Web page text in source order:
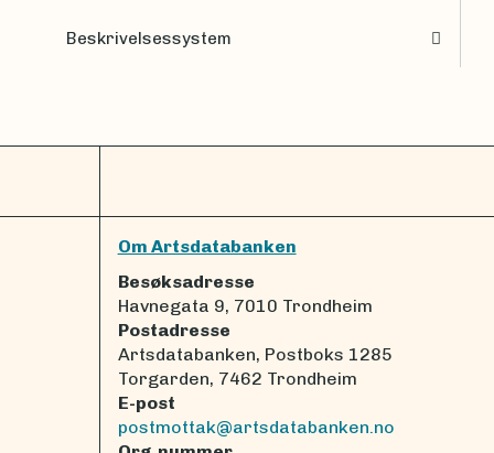
Beskrivelsessystem
Om Artsdatabanken
Besøksadresse
Havnegata 9, 7010 Trondheim
Postadresse
Artsdatabanken, Postboks 1285
Torgarden, 7462 Trondheim
E-post
postmottak@artsdatabanken.no